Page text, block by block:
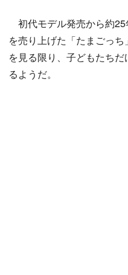
初代モデル発売から約
を売り上げた「たまごっ
を見る限り、子どもたち
るようだ。